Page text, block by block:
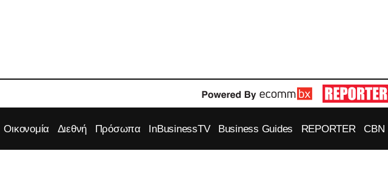
Οικονομία Διεθνή Πρόσωπα InBusinessTV Business Guides REPORTER CBN